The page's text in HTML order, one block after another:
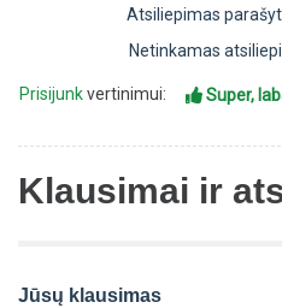
Atsiliepimas
Netinkamas
Prisijunkvertinimui: Super,
Klausimai ir
Jūsų klausimas